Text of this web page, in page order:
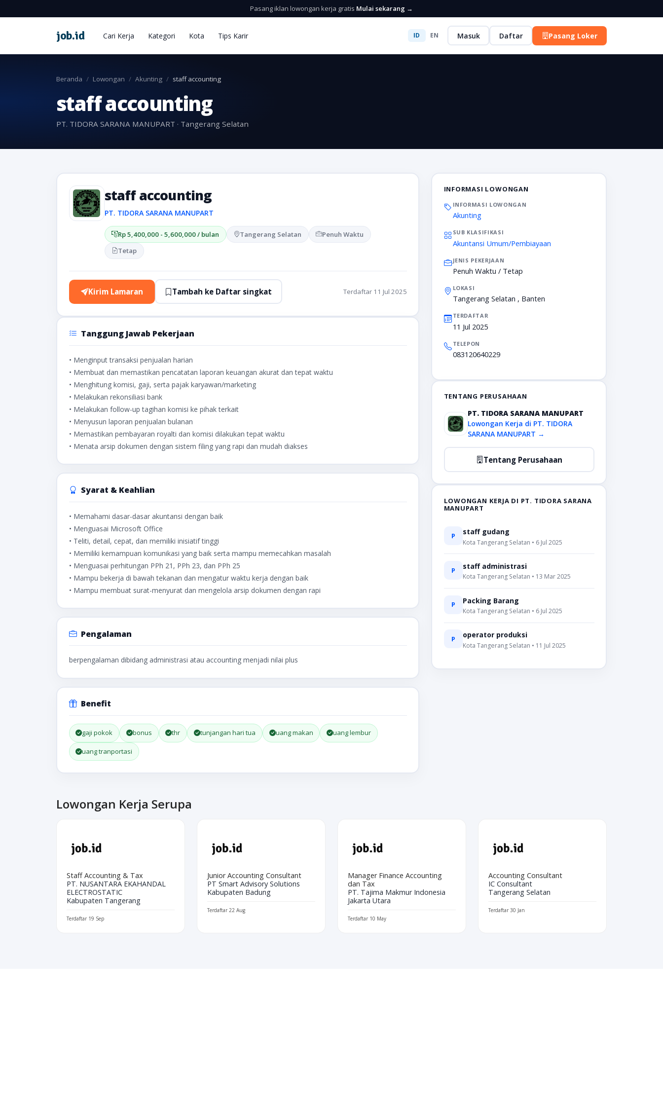
Pasang iklan lowongan kerja gratis Mulai sekarang →
job.id Cari Kerja Kategori Kota Tips Karir ID EN Masuk Daftar Pasang Loker
Beranda Lowongan Akunting staff accounting
staff accounting
PT. TIDORA SARANA MANUPART · Tangerang Selatan
staff accounting
PT. TIDORA SARANA MANUPART
Rp 5,400,000 - 5,600,000 / bulan Tangerang Selatan
Penuh Waktu
Tetap
Kirim Lamaran Tambah ke Daftar singkat Terdaftar 11 Jul 2025
Tanggung Jawab Pekerjaan
• Menginput transaksi penjualan harian
• Membuat dan memastikan pencatatan laporan keuangan akurat dan tepat waktu
• Menghitung komisi, gaji, serta pajak karyawan/marketing
• Melakukan rekonsiliasi bank
• Melakukan follow-up tagihan komisi ke pihak terkait
• Menyusun laporan penjualan bulanan
• Memastikan pembayaran royalti dan komisi dilakukan tepat waktu
• Menata arsip dokumen dengan sistem filing yang rapi dan mudah diakses
Syarat & Keahlian
• Memahami dasar-dasar akuntansi dengan baik
• Menguasai Microsoft Office
• Teliti, detail, cepat, dan memiliki inisiatif tinggi
• Memiliki kemampuan komunikasi yang baik serta mampu memecahkan masalah
• Menguasai perhitungan PPh 21, PPh 23, dan PPh 25
• Mampu bekerja di bawah tekanan dan mengatur waktu kerja dengan baik
• Mampu membuat surat-menyurat dan mengelola arsip dokumen dengan rapi
Pengalaman
berpengalaman dibidang administrasi atau accounting menjadi nilai plus
Benefit
gaji pokok bonus thr tunjangan hari tua uang makan uang lembur
uang tranportasi
INFORMASI LOWONGAN
INFORMASI LOWONGAN
Akunting
SUB KLASIFIKASI
Akuntansi Umum/Pembiayaan
JENIS PEKERJAAN
Penuh Waktu / Tetap
LOKASI
Tangerang Selatan , Banten
TERDAFTAR
11 Jul 2025
TELEPON
083120640229
TENTANG PERUSAHAAN
PT. TIDORA SARANA MANUPART
Lowongan Kerja di PT. TIDORA
SARANA MANUPART →
Tentang Perusahaan
LOWONGAN KERJA DI PT. TIDORA SARANA
MANUPART
P staff gudang
Kota Tangerang Selatan • 6 Jul 2025
P staff administrasi
Kota Tangerang Selatan • 13 Mar 2025
P Packing Barang
Kota Tangerang Selatan • 6 Jul 2025
P operator produksi
Kota Tangerang Selatan • 11 Jul 2025
Lowongan Kerja Serupa
Staff Accounting & Tax
PT. NUSANTARA EKAHANDAL
ELECTROSTATIC
Kabupaten Tangerang
Terdaftar 19 Sep
Junior Accounting Consultant
PT Smart Advisory Solutions
Kabupaten Badung
Terdaftar 22 Aug
Manager Finance Accounting
dan Tax
PT. Tajima Makmur Indonesia
Jakarta Utara
Terdaftar 10 May
Accounting Consultant
IC Consultant
Tangerang Selatan
Terdaftar 30 Jan